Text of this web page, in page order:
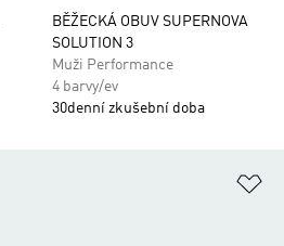
BĚŽECKÁ OBUV SUPERNOVA
SOLUTION 3
Muži Performance
4 barvy/ev
30denní zkušební doba